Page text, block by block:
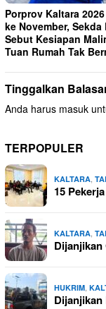
Porprov Kaltara
ke November, Sekda
Sebut Kesiapan
Tuan Rumah Tak
Tinggalkan
Anda harus masuk
TERPOPULER
KALTARA
15
KALTARA
HUKRIM
Dijanjikan